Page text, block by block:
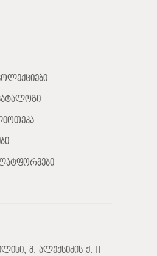
მ. ალექსიძის ქ. II